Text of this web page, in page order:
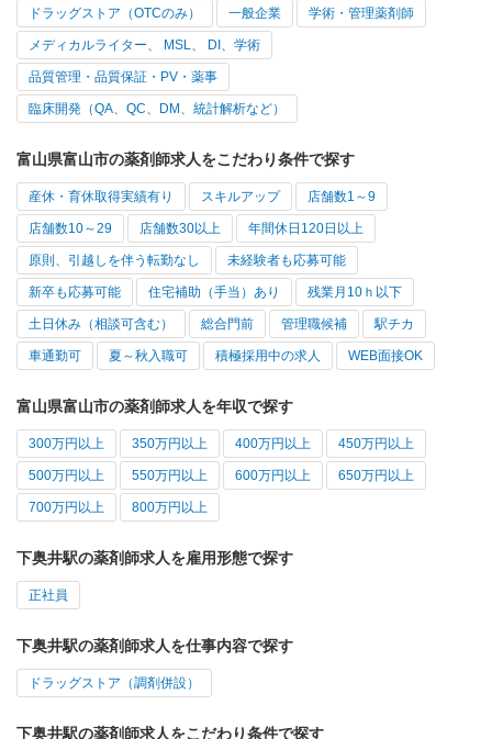
ドラッグストア（OTCのみ） 一般企業 学術・管理薬剤師
メディカルライター、 MSL、 DI、学術
品質管理・品質保証・PV・薬事
臨床開発（QA、QC、DM、統計解析など）
富山県富山市の薬剤師求人をこだわり条件で探す
産休・育休取得実績有り スキルアップ 店舗数1～9
店舗数10～29 店舗数30以上 年間休日120日以上
原則、引越しを伴う転勤なし 未経験者も応募可能
新卒も応募可能 住宅補助（手当）あり 残業月10ｈ以下
土日休み（相談可含む） 総合門前 管理職候補 駅チカ
車通勤可 夏～秋入職可 積極採用中の求人 WEB面接OK
富山県富山市の薬剤師求人を年収で探す
300万円以上 350万円以上 400万円以上 450万円以上
500万円以上 550万円以上 600万円以上 650万円以上
700万円以上 800万円以上
下奥井駅の薬剤師求人を雇用形態で探す
正社員
下奥井駅の薬剤師求人を仕事内容で探す
ドラッグストア（調剤併設）
下奥井駅の薬剤師求人をこだわり条件で探す